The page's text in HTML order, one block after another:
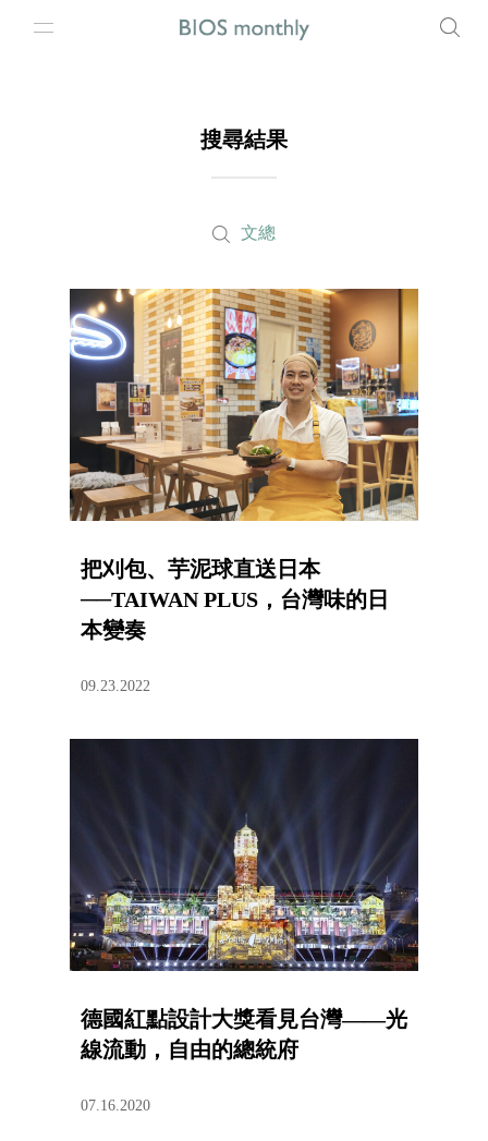
搜尋結果
文總
把刈包、芋泥球直送日本
──TAIWAN PLUS，台灣味的日
本變奏
09.23.2022
德國紅點設計大獎看見台灣——光
線流動，自由的總統府
07.16.2020